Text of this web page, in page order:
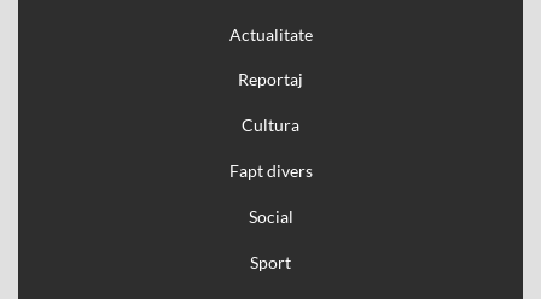
Actualitate
Reportaj
Cultura
Fapt divers
Social
Sport